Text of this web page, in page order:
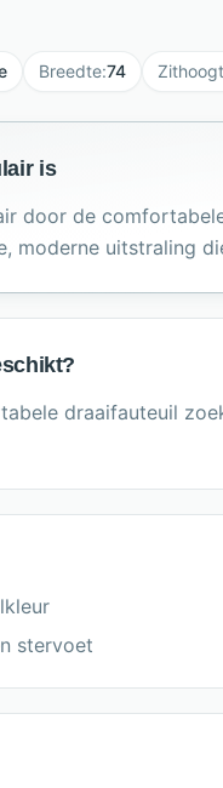
Breedte:74
is
door de
moderne uitstraling
draaifauteuil
stervoet